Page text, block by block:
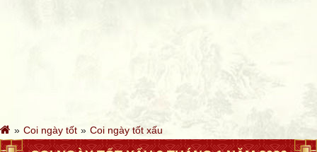
Coi ngày tốt Coi ngày tốt xấu